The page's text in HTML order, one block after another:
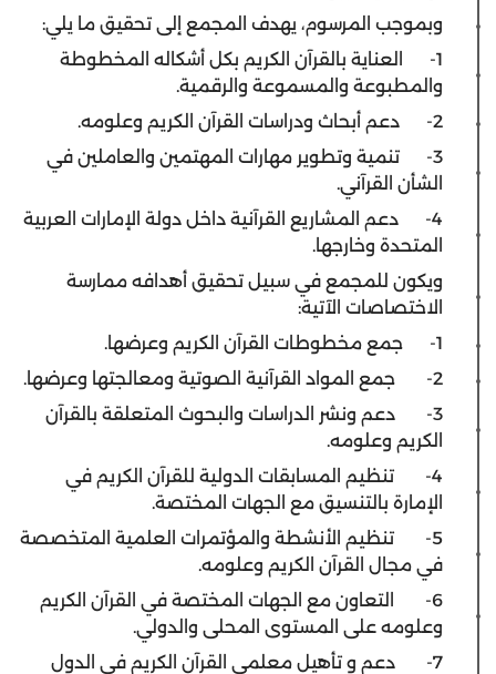
وبموجب المرسوم، يهدف المجمع إلى تحقيق ما يلي:
1- العناية بالقرآن الكريم بكل أشكاله المخطوطة
والمطبوعة والمسموعة والرقمية.
2- دعم أبحاث ودراسات القرآن الكريم وعلومه.
3- تنمية وتطوير مهارات المهتمين والعاملين في
الشأن القرآني.
4- دعم المشاريع القرآنية داخل دولة الإمارات العربية
المتحدة وخارجها.
ويكون للمجمع في سبيل تحقيق أهدافه ممارسة
الاختصاصات الآتية:
1- جمع مخطوطات القرآن الكريم وعرضها.
2- جمع المواد القرآنية الصوتية ومعالجتها وعرضها.
3- دعم ونشر الدراسات والبحوث المتعلقة بالقرآن
الكريم وعلومه.
4- تنظيم المسابقات الدولية للقرآن الكريم في
الإمارة بالتنسيق مع الجهات المختصة.
5- تنظيم الأنشطة والمؤتمرات العلمية المتخصصة
في مجال القرآن الكريم وعلومه.
6- التعاون مع الجهات المختصة في القرآن الكريم
وعلومه على المستوى المحلى والدولي.
7- دعم و تأهيل معلمي القرآن الكريم في الدول